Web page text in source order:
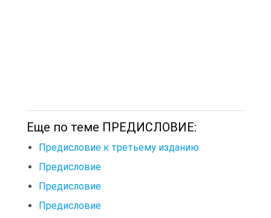
Еще по теме ПРЕДИСЛОВИЕ:
Предисловие к третьему изданию
Предисловие
Предисловие
Предисловие